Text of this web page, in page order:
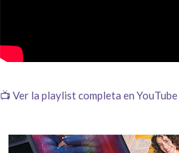
📺 Ver la playlist completa en YouTube